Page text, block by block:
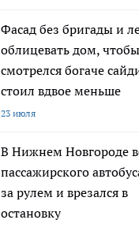
Фасад без бригады и
облицевать дом,
смотрелся богаче
стоил вдвое меньше
23 июля
В Нижнем Новгороде
пассажирского
за рулем и врезался в
остановку